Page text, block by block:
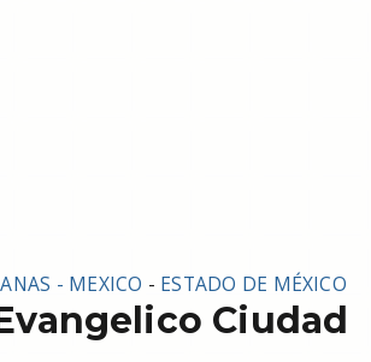
- MEXICO - ESTADO DE MÉXICO
Ciudad